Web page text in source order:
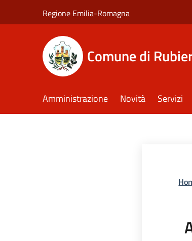
Regione Emilia-Romagna
Comune di
Amministrazione Novità Servizi